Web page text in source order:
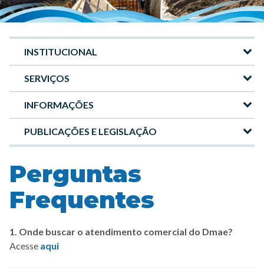
Menu
Site
DMAE
INSTITUCIONAL
SERVIÇOS
INFORMAÇÕES
PUBLICAÇÕES E LEGISLAÇÃO
Perguntas
Frequentes
1. Onde buscar o atendimento comercial do Dmae?
Acesse aqui